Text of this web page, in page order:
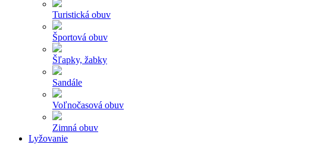
Turistická obuv
Športová obuv
Šľapky, žabky
Sandále
Voľnočasová obuv
Zimná obuv
Lyžovanie